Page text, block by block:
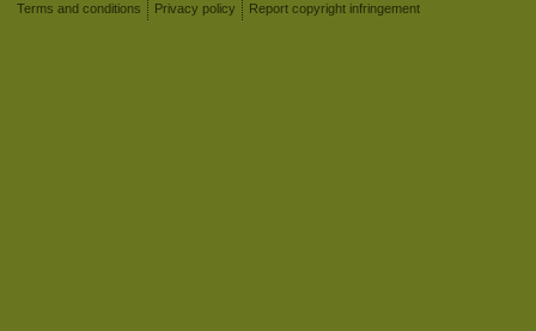
Terms and conditions
Privacy policy Report copyright infringement